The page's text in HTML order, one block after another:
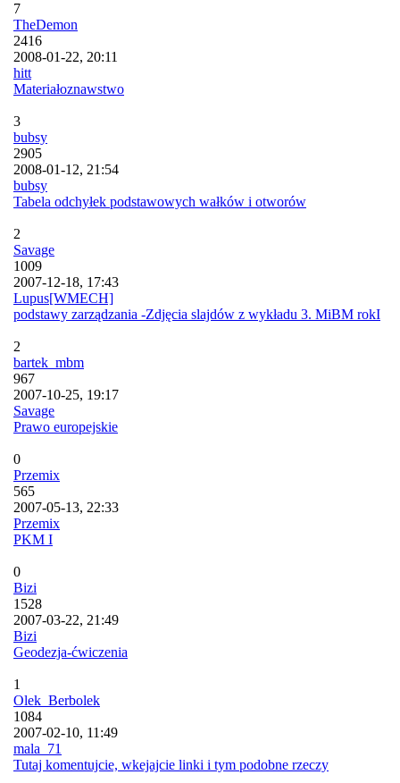
7
TheDemon
2416
2008-01-22, 20:11
hitt
Materiałoznawstwo
3
bubsy
2905
2008-01-12, 21:54
bubsy
Tabela odchyłek podstawowych wałków i otworów
2
Savage
1009
2007-12-18, 17:43
Lupus[WMECH]
podstawy zarządzania -Zdjęcia slajdów z wykładu 3. MiBM rokI
2
bartek_mbm
967
2007-10-25, 19:17
Savage
Prawo europejskie
0
Przemix
565
2007-05-13, 22:33
Przemix
PKM I
0
Bizi
1528
2007-03-22, 21:49
Bizi
Geodezja-ćwiczenia
1
Olek_Berbolek
1084
2007-02-10, 11:49
mala_71
Tutaj komentujcie, wkejajcie linki i tym podobne rzeczy